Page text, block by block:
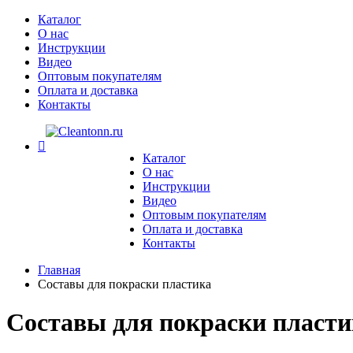
Перейти
содержимому
Каталог
О нас
Инструкции
Видео
Оптовым покупателям
Оплата и доставка
Контакты
Каталог
О нас
Инструкции
Видео
Оптовым покупателям
Оплата и доставка
Контакты
Главная
Составы для покраски пластика
Составы для покраски